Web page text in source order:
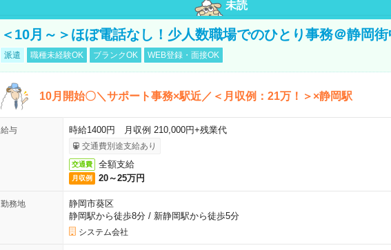
未読
＜10月～＞ほぼ電話なし！少人数職場でのひとり事務＠静岡街
派遣 職種未経験OK ブランクOK WEB登録・面接OK
10月開始〇＼サポート事務×駅近／＜月収例：21万！＞×静岡駅
給与 時給1400円 月収例 210,000円+残業代
交通費別途支給あり
交通費 全額支給
月収例 20～25万円
勤務地
静岡市葵区
静岡駅から徒歩8分/ 新静岡駅から徒歩5分
システム会社